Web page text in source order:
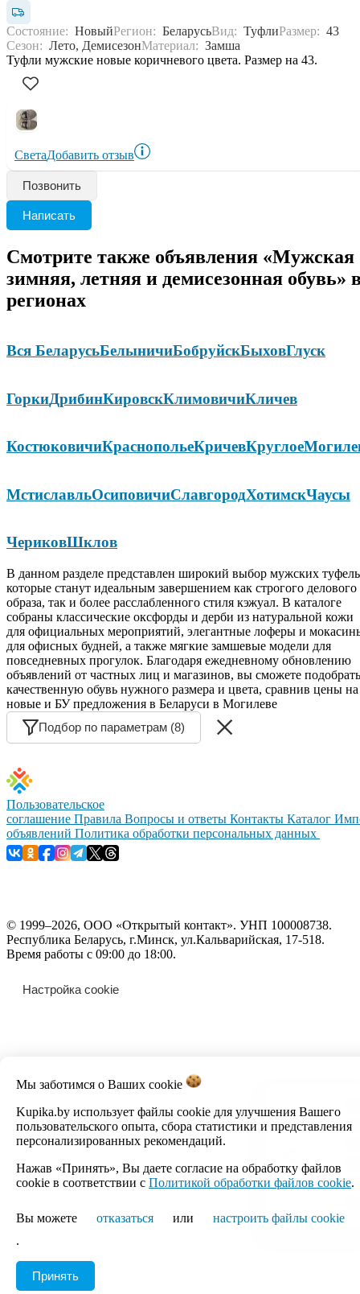
Состояние: НовыйРегион: БеларусьВид: ТуфлиРазмер: 43
Сезон: Лето, ДемисезонМатериал: Замша
Туфли мужские новые коричневого цвета. Размер на 43.
СветаДобавить отзыв
Позвонить
Написать
Смотрите также объявления «Мужская
зимняя, летняя и демисезонная обувь»
регионах
Вся БеларусьБелыничиБобруйскБыховГлуск
ГоркиДрибинКировскКлимовичиКличев
КостюковичиКраснопольеКричевКруглое
МстиславльОсиповичиСлавгородХотимскЧаусы
ЧериковШклов
В данном разделе представлен широкий выбор мужских
которые станут идеальным завершением как строгого делового
образа, так и более расслабленного стиля кэжуал. В каталоге
собраны классические оксфорды и дерби из натуральной кожи
для официальных мероприятий, элегантные лоферы и
для офисных будней, а также мягкие замшевые модели для
повседневных прогулок. Благодаря ежедневному обновлению
объявлений от частных лиц и магазинов, вы сможете подобрать
качественную обувь нужного размера и цвета, сравнив цены на
новые и БУ предложения в Беларуси в Могилеве
Подбор по параметрам (8)
Мы заботимся о Ваших cookie
Kupika.by использует файлы cookie для улучшения Вашего
пользовательского опыта, сбора статистики и представления
персонализированных рекомендаций.
Нажав «Принять», Вы даете согласие на обработку файлов
cookie в соответствии с Политикой обработки файлов cookie.
Вы можете отказаться или
настроить файлы cookie
.
Принять
Пользовательское
соглашение Правила Вопросы и ответы Контакты Каталог
объявлений Политика обработки персональных данных
© 1999–2026, ООО «Открытый контакт». УНП 100008738.
Республика Беларусь, г.Минск, ул.Кальварийская, 17-518.
Время работы с 09:00 до 18:00.
Настройка cookie